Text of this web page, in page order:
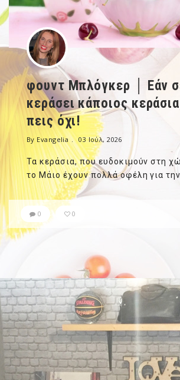
φουντ Μπλόγκερ │ Εάν
κεράσει κάποιος
πεις όχι!
By Evangelia 03 Ιούλ, 2026
Τα κεράσια, που ευδοκιμούν στη
το Μάιο έχουν πολλά οφέλη για την
0 0